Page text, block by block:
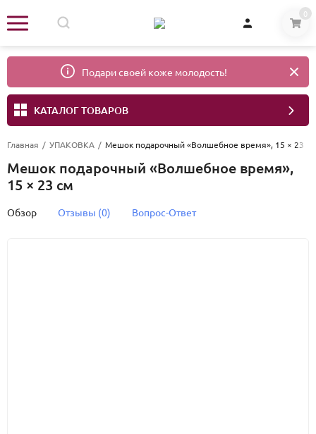
0
Подари своей коже молодость!
КАТАЛОГ ТОВАРОВ
Главная / УПАКОВКА / Мешок подарочный «Волшебное время», 15 × 23 см
Мешок подарочный «Волшебное время»,
15 × 23 см
Обзор Отзывы (0) Вопрос-Ответ